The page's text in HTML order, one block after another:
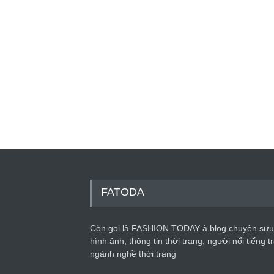
FATODA
Còn gọi là FASHION TODAY à blog chuyên
hình ảnh, thông tin thời trang, người nổi tiếng
ngành nghề thời trang